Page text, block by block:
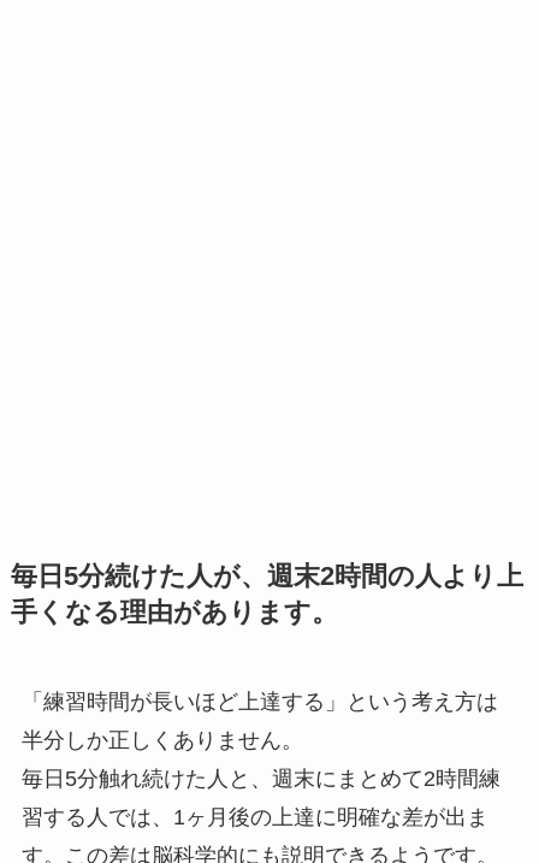
毎日5分続けた人が、週末2時間の人より上
手くなる理由があります。
「練習時間が長いほど上達する」という考え方は
半分しか正しくありません。
毎日5分触れ続けた人と、週末にまとめて2時間練
習する人では、1ヶ月後の上達に明確な差が出ま
す。この差は脳科学的にも説明できるようです。